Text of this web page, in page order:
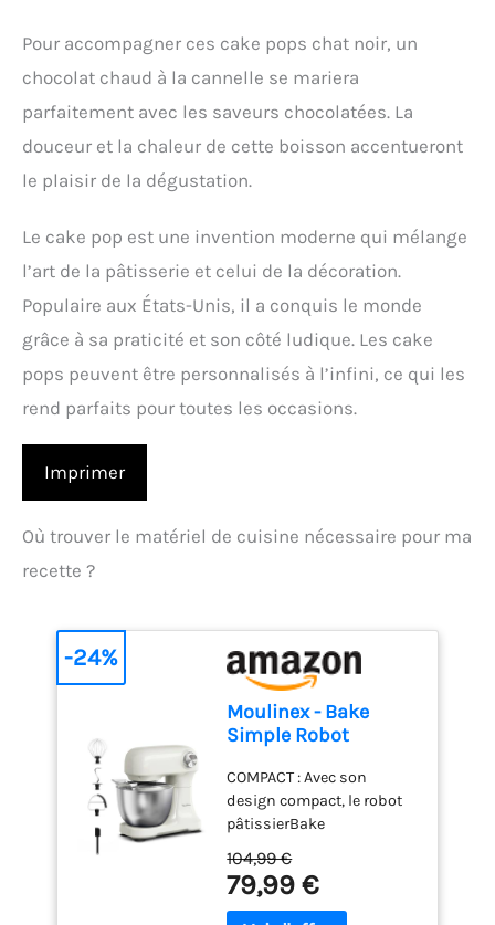
Pour accompagner ces cake pops chat noir, un
chocolat chaud à la cannelle se mariera
parfaitement avec les saveurs chocolatées. La
douceur et la chaleur de cette boisson accentueront
le plaisir de la dégustation.
Le cake pop est une invention moderne qui mélange
l’art de la pâtisserie et celui de la décoration.
Populaire aux États-Unis, il a conquis le monde
grâce à sa praticité et son côté ludique. Les cake
pops peuvent être personnalisés à l’infini, ce qui les
rend parfaits pour toutes les occasions.
Imprimer
Où trouver le matériel de cuisine nécessaire pour ma
recette ?
Moulinex - Bake
Simple Robot
fouet, batteur et
crochet
COMPACT : Avec son
design compact, le robot
pâtissierBake
parfaitement à toutes les
cuisines - sataillen'est pas
plus grande qu'une feuille
104,99 €
79,99 €
-24%